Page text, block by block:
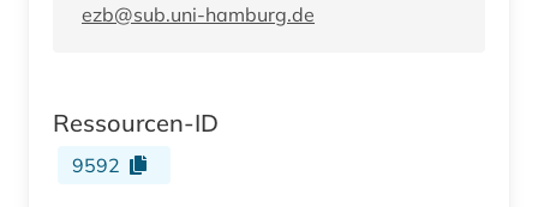
ezb@sub.uni-hamburg.de
Ressourcen-ID
9592